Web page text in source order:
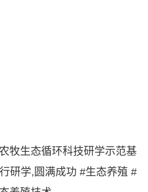
牧生态循环科技研学示范基
研学,圆满成功 #生态养殖 #